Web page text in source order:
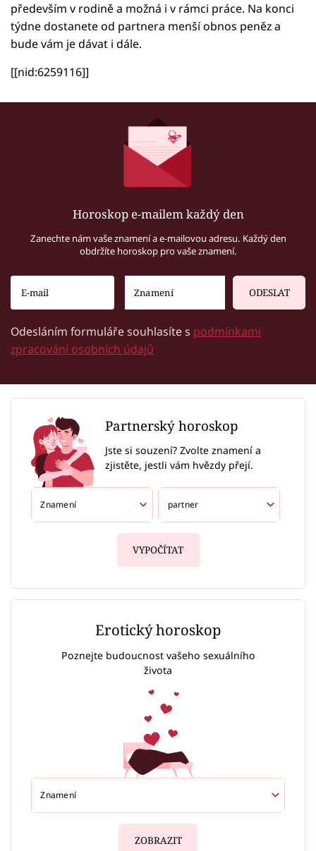
především v rodině a možná i v rámci práce. Na konci
týdne dostanete od partnera menší obnos peněz a
bude vám je dávat i dále.
[[nid:6259116]]
Horoskop e-mailem každý den
Zanechte nám vaše znamení a e-mailovou adresu. Každý den
obdržíte horoskop pro vaše znamení.
ODESLAT
Odesláním formuláře souhlasíte s podmínkami
zpracování osobních údajů
Partnerský horoskop
Jste si souzení? Zvolte znamení a
zjistěte, jestli vám hvězdy přejí.
VYPOČÍTAT
Erotický horoskop
Poznejte budoucnost vašeho sexuálního
života
ZOBRAZIT